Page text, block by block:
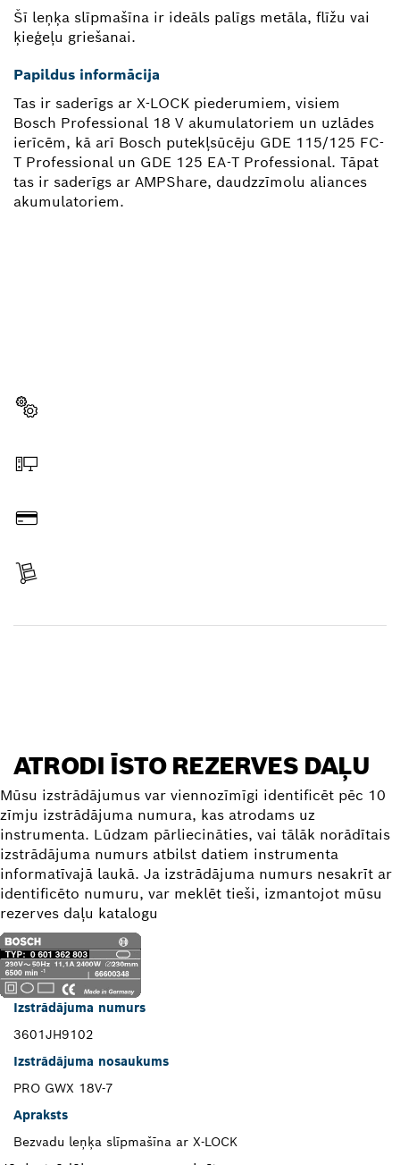
Šī leņķa slīpmašīna ir ideāls palīgs metāla, flīžu vai
ķieģeļu griešanai.
Papildus informācija
Tas ir saderīgs ar X-LOCK piederumiem, visiem
Bosch Professional 18 V akumulatoriem un uzlādes
ierīcēm, kā arī Bosch putekļsūcēju GDE 115/125 FC-
T Professional un GDE 125 EA-T Professional. Tāpat
tas ir saderīgs ar AMPShare, daudzzīmolu aliances
akumulatoriem.
ATRODI ĪSTO REZERVES DAĻU
Mūsu izstrādājumus var viennozīmīgi identificēt pēc 10
zīmju izstrādājuma numura, kas atrodams uz
instrumenta. Lūdzam pārliecināties, vai tālāk norādītais
izstrādājuma numurs atbilst datiem instrumenta
informatīvajā laukā. Ja izstrādājuma numurs nesakrīt ar
identificēto numuru, var meklēt tieši, izmantojot mūsu
rezerves daļu katalogu
Izstrādājuma numurs
3601JH9102
Izstrādājuma nosaukums
PRO GWX 18V-7
Apraksts
Bezvadu leņķa slīpmašīna ar X-LOCK